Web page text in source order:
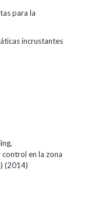
para la
incrustantes
en la zona
(2014)